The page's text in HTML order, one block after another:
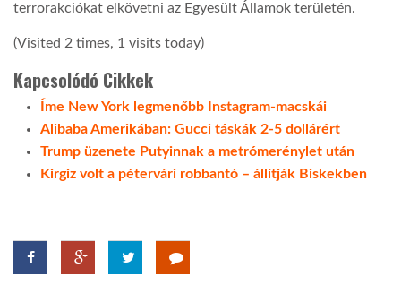
terrorakciókat elkövetni az Egyesült Államok területén.
(Visited 2 times, 1 visits today)
Kapcsolódó Cikkek
Íme New York legmenőbb Instagram-macskái
Alibaba Amerikában: Gucci táskák 2-5 dollárért
Trump üzenete Putyinnak a metrómerénylet után
Kirgiz volt a pétervári robbantó – állítják Biskekben